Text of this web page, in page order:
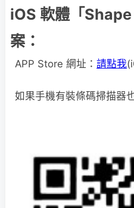
iOS 軟體「
案：
APP Store 網址： 請點我
如果手機有裝條碼掃描器